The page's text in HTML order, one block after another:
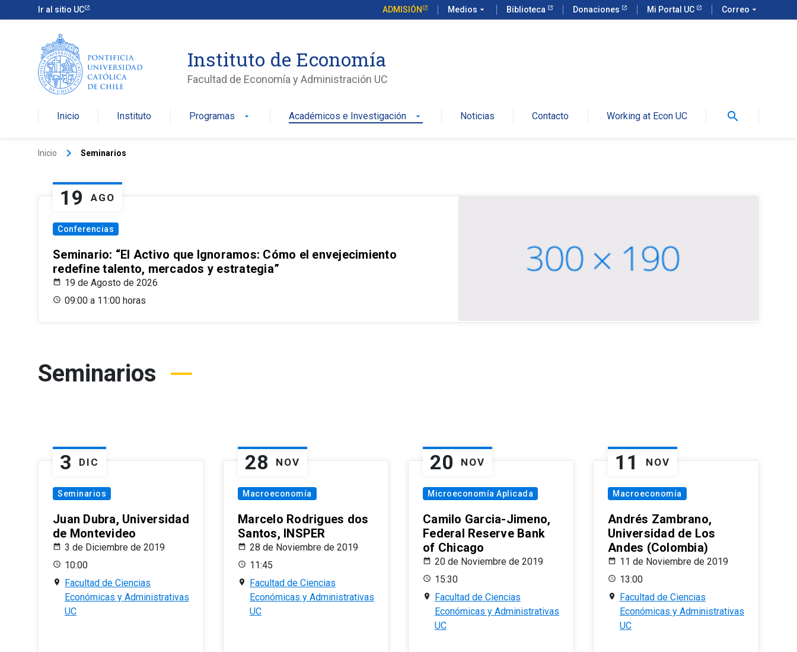
Ir al sitio UC ADMISIÓN Medios arrow_drop_down Biblioteca Donaciones Mi Portal UC Correo arrow_drop_down
Instituto de Economía
Facultad de Economía y Administración UC
Inicio Instituto Programas arrow_drop_down Académicos e Investigación arrow_drop_down Noticias Contacto Working at Econ UC search
Inicio keyboard_arrow_right Seminarios
19 AGO
Conferencias
Seminario: “El Activo que Ignoramos: Cómo el envejecimiento
redefine talento, mercados y estrategia”
19 de Agosto de 2026
09:00 a 11:00 horas
Seminarios
3 DIC
Seminarios
Juan Dubra, Universidad
de Montevideo
3 de Diciembre de 2019
10:00
Facultad de Ciencias
Económicas y Administrativas
UC
28 NOV
Macroeconomía
Marcelo Rodrigues dos
Santos, INSPER
28 de Noviembre de 2019
11:45
Facultad de Ciencias
Económicas y Administrativas
UC
20 NOV
Microeconomía Aplicada
Camilo Garcia-Jimeno,
Federal Reserve Bank
of Chicago
20 de Noviembre de 2019
15:30
Facultad de Ciencias
Económicas y Administrativas
UC
11 NOV
Macroeconomía
Andrés Zambrano,
Universidad de Los
Andes (Colombia)
11 de Noviembre de 2019
13:00
Facultad de Ciencias
Económicas y Administrativas
UC